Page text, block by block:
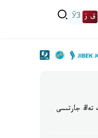
ق ز ЎЗ
تەڭ جارتىسى